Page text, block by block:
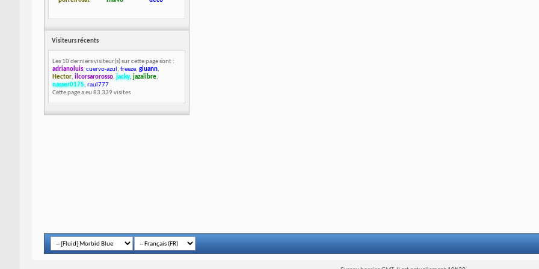
Visiteurs récents
Les 10 derniers visiteur(s) sur cette page sont :
adrianoluis, cuervo-azul , freeze, giuann,
Hector, ilcorsarorosso, jacky, jazalibre,
nasser0175, raul777
Cette page a eu 83 339visites